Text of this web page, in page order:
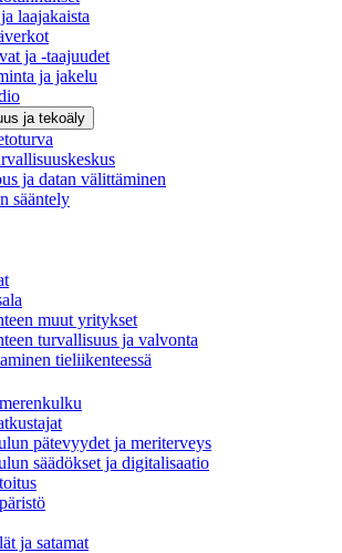
laajakaista
ja -taajuudet
ja jakelu
ja tekoäly
ja datan välittäminen
sääntely
muut yritykset
turvallisuus ja valvonta
tieliikenteessä
pätevyydet ja meriterveys
säädökset ja digitalisaatio
ja satamat